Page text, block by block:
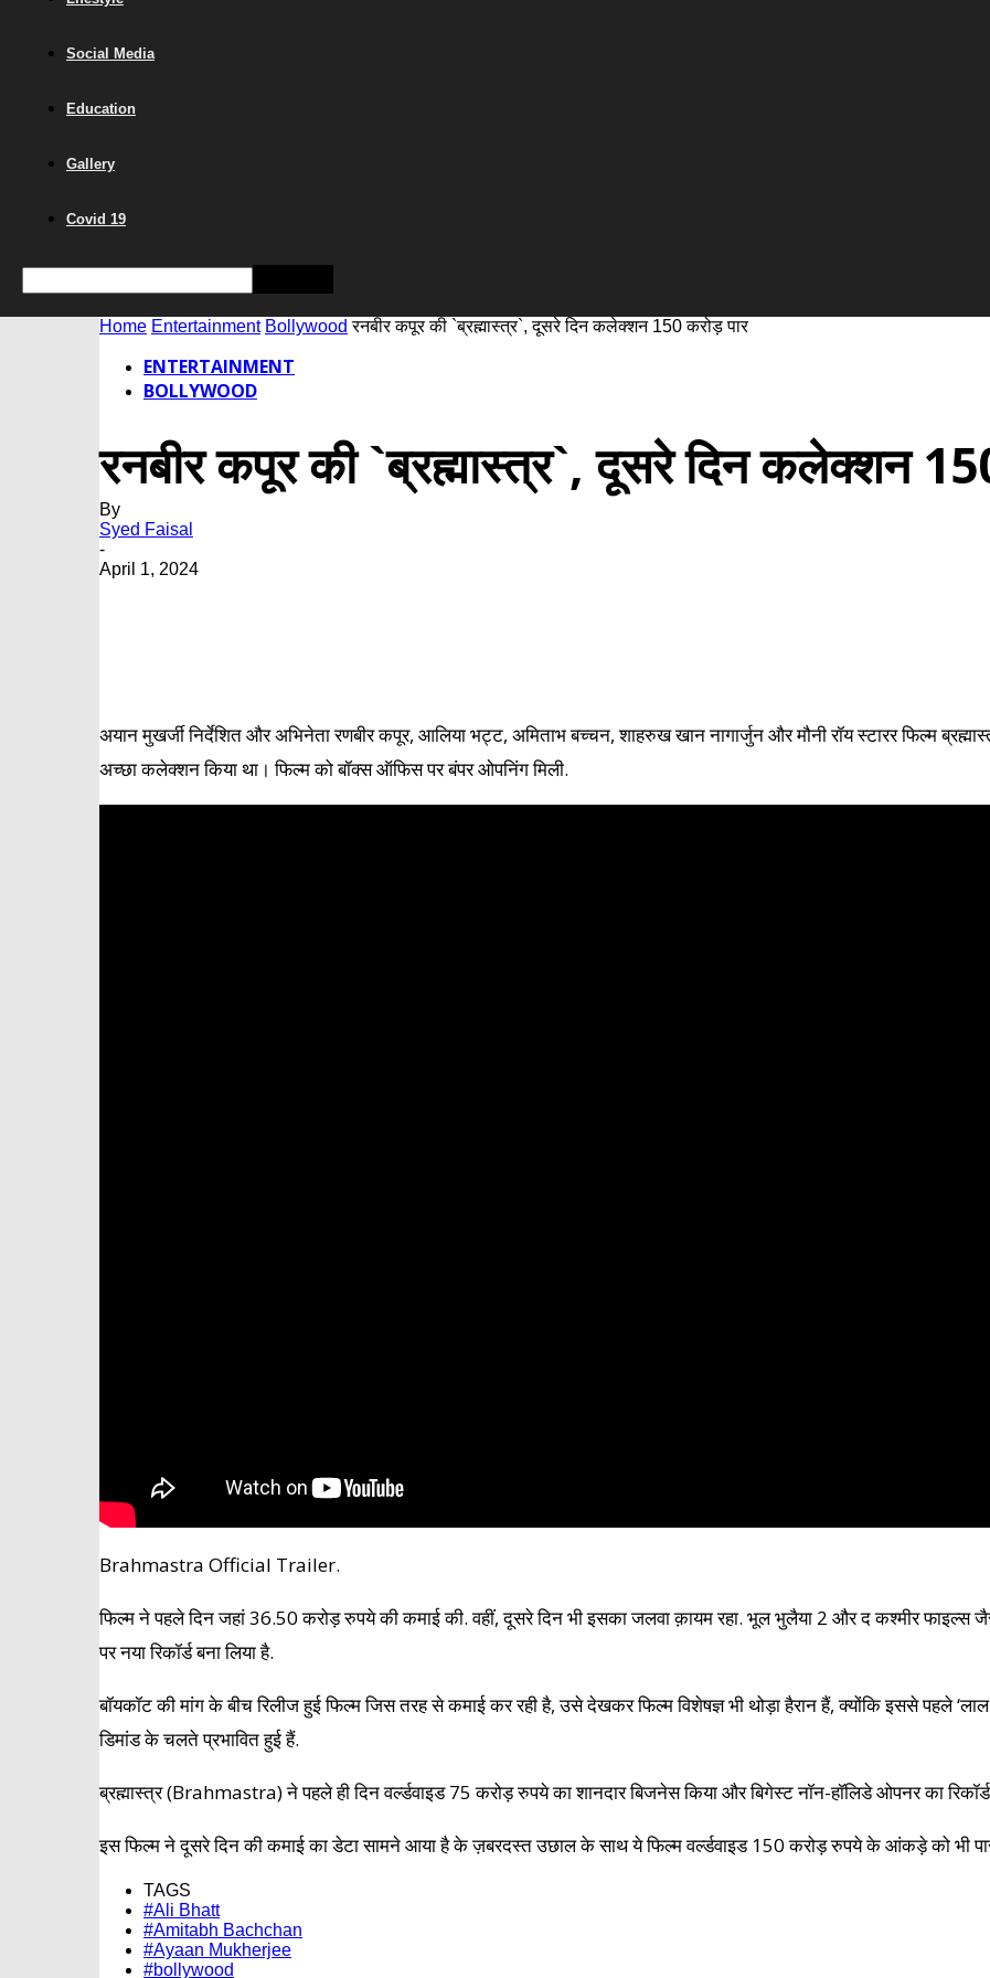
Social Media
Education
Gallery
Covid 19
Home Entertainment Bollywood रनबीर कपूर की `ब्रह्मास्त्र`, दूसरे दिन कलेक्शन 150 करोड़ पार
ENTERTAINMENT
BOLLYWOOD
रनबीर कपूर की `ब्रह्मास्त्र`, दूसरे दिन कलेक्शन
By
Syed Faisal
-
April 1, 2024
अयान मुखर्जी निर्देशित और अभिनेता रणबीर कपूर, आलिया भट्ट, अमिताभ बच्चन, शाहरुख खान नागार्जुन और मौनी रॉय स्टारर फिल्म
अच्छा कलेक्शन किया था। फिल्म को बॉक्स ऑफिस पर बंपर ओपनिंग मिली.
Brahmastra Official Trailer.
फिल्म ने पहले दिन जहां 36.50 करोड़ रुपये की कमाई की. वहीं, दूसरे दिन भी इसका जलवा क़ायम रहा. भूल भुलैया 2 और द कश्मीर फाइल्स
पर नया रिकॉर्ड बना लिया है.
बॉयकॉट की मांग के बीच रिलीज हुई फिल्म जिस तरह से कमाई कर रही है, उसे देखकर फिल्म विशेषज्ञ भी थोड़ा हैरान हैं, क्योंकि इससे पहले ‘लाल
डिमांड के चलते प्रभावित हुई हैं.
ब्रह्मास्त्र (Brahmastra) ने पहले ही दिन वर्ल्डवाइड 75 करोड़ रुपये का शानदार बिजनेस किया और बिगेस्ट नॉन-हॉलिडे ओपनर का रिकॉर्ड
इस फिल्म ने दूसरे दिन की कमाई का डेटा सामने आया है के ज़बरदस्त उछाल के साथ ये फिल्म वर्ल्डवाइड 150 करोड़ रुपये के आंकड़े को भी
TAGS
#Ali Bhatt
#Amitabh Bachchan
#Ayaan Mukherjee
#bollywood